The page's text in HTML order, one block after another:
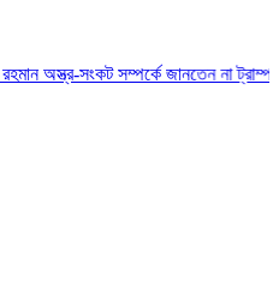
সম্পর্কে জানতেন না ট্রাম্প, হেগসেথের